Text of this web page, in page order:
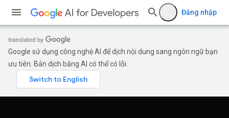
Đăng nhập
Google sử dụng công nghệ AI để dịch nội dung sang ngôn ngữ bạn
ưu tiên. Bản dịch bằng AI có thể có lỗi.